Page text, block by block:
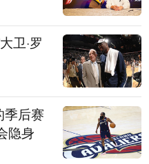
卫·罗
季后赛
隐身